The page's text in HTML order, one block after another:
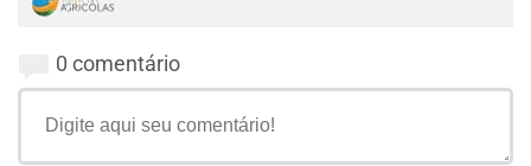
0 comentário